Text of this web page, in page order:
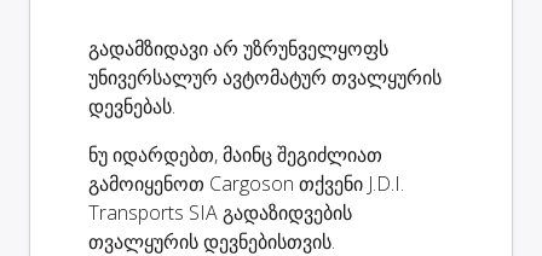
გადამზიდავი არ უზრუნველყოფს
უნივერსალურ ავტომატურ თვალყურის
დევნებას.
ნუ იდარდებთ, მაინც შეგიძლიათ
გამოიყენოთ Cargoson თქვენი J.D.I.
Transports SIA გადაზიდვების
თვალყურის დევნებისთვის.